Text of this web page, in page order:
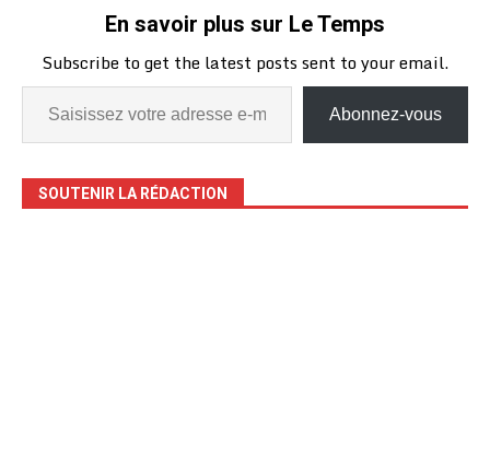
En savoir plus sur Le Temps
Subscribe to get the latest posts sent to your email.
Abonnez-vous
SOUTENIR LA RÉDACTION